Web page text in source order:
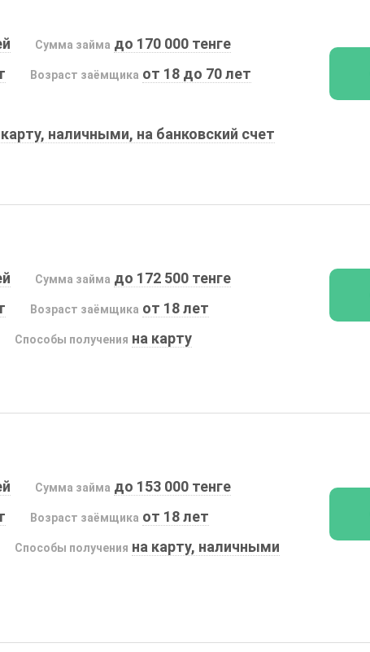
Сумма займа до 170 000 тенге
Возраст заёмщика от 18 до 70 лет
наличными, на банковский счет
Сумма займа до 172 500 тенге
Возраст заёмщика от 18 лет
Способы получения на карту
Сумма займа до 153 000 тенге
Возраст заёмщика от 18 лет
Способы получения на карту, наличными